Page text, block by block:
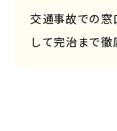
交通事故での窓
して完治まで徹